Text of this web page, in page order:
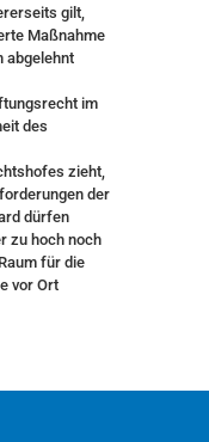
gilt,
Maßnahme
abgelehnt
im
des
zieht,
der
dürfen
zu hoch noch
für die
vor Ort